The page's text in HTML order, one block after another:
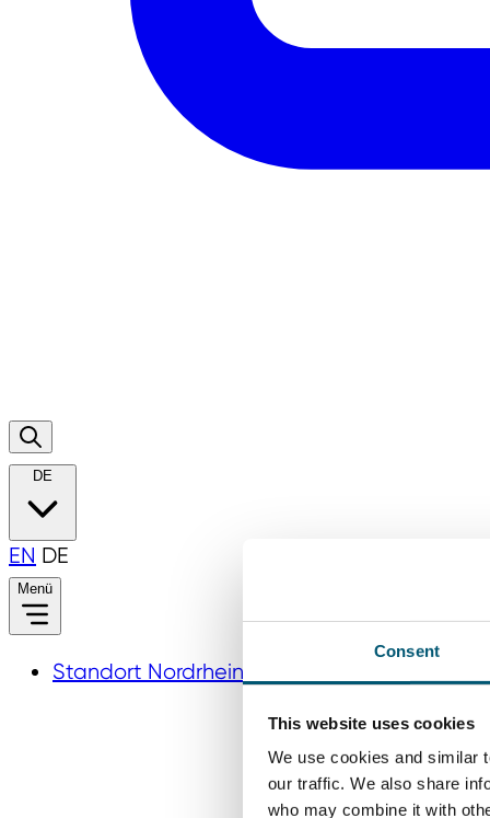
Consent
This website uses cookies
We use cookies and similar
our traffic. We also share
who may combine it with
DE
EN DE
Menü
Standort Nordrhein‑Westfalen